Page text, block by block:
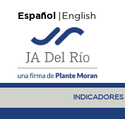
Español English